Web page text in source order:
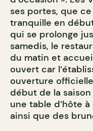
ses portes, que
tranquille en
qui se prolonge
samedis, le
du matin et
ouvert car
ouverture
début de la
une table d’hôte
ainsi que des